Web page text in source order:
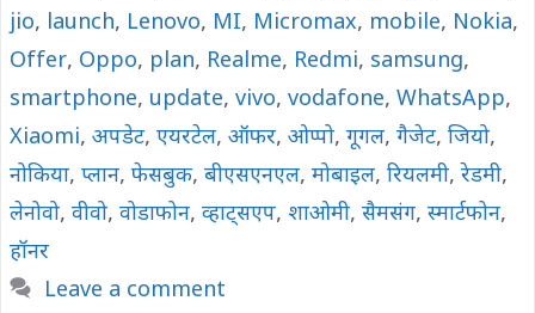
jio, launch, Lenovo, MI, Micromax, mobile, Nokia,
Offer, Oppo, plan, Realme, Redmi, samsung,
smartphone, update, vivo, vodafone, WhatsApp,
Xiaomi, अपडेट, एयरटेल, ऑफर, ओप्पो, गूगल, गैजेट, जियो,
नोकिया, प्लान, फेसबुक, बीएसएनएल, मोबाइल, रियलमी, रेडमी,
लेनोवो, वीवो, वोडाफोन, व्हाट्सएप, शाओमी, सैमसंग, स्मार्टफोन,
हॉनर
Leave a comment